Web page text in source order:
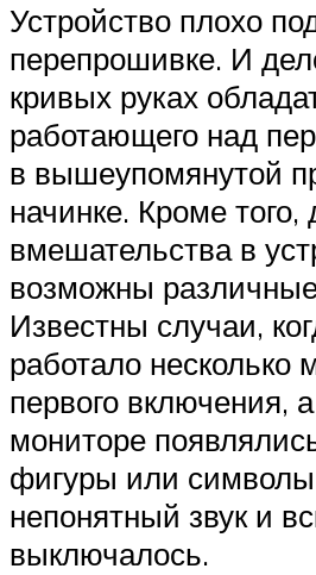
Устройство плохо
перепрошивке. И
кривых руках
работающего над
в вышеупомянутой
начинке. Кроме того,
вмешательства в
возможны
Известны случаи,
работало несколько
первого включения,
мониторе
фигуры или
непонятный звук и
выключалось.